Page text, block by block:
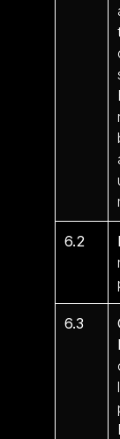
6.2
6.3